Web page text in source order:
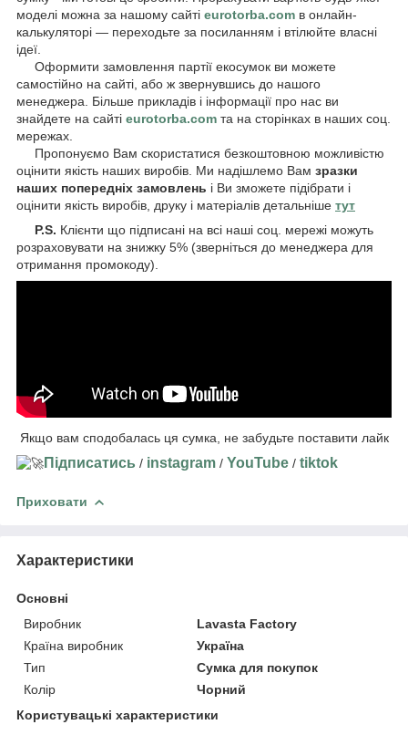
моделі можна за нашому сайті eurotorba.com в онлайн-
калькуляторі — переходьте за посиланням і втілюйте власні
ідеї.
Оформити замовлення партії екосумок ви можете
самостійно на сайті, або ж звернувшись до нашого
менеджера. Більше прикладів і інформації про нас ви
знайдете на сайті eurotorba.com та на сторінках в наших соц.
мережах.
Пропонуємо Вам скористатися безкоштовною можливістю
оцінити якість наших виробів. Ми надішлемо Вам зразки
наших попередніх замовлень і Ви зможете підібрати і
оцінити якість виробів, друку і матеріалів детальніше тут
P.S. Клієнти що підписані на всі наші соц. мережі можуть
розраховувати на знижку 5% (зверніться до менеджера для
отримання промокоду).
Якщо вам сподобалась ця сумка, не забудьте поставити лайк
Підписатись / instagram / YouTube / tiktok
Приховати
Характеристики
Основні
Виробник
Lavasta Factory
Країна виробник
Україна
Тип
Сумка для покупок
Колір
Чорний
Користувацькі характеристики